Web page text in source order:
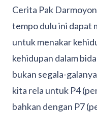
Cerita Pak
tempo dulu ini dapat
untuk menakar
kehidupan dalam
bukan segala-
kita rela untuk P4
bahkan dengan P7